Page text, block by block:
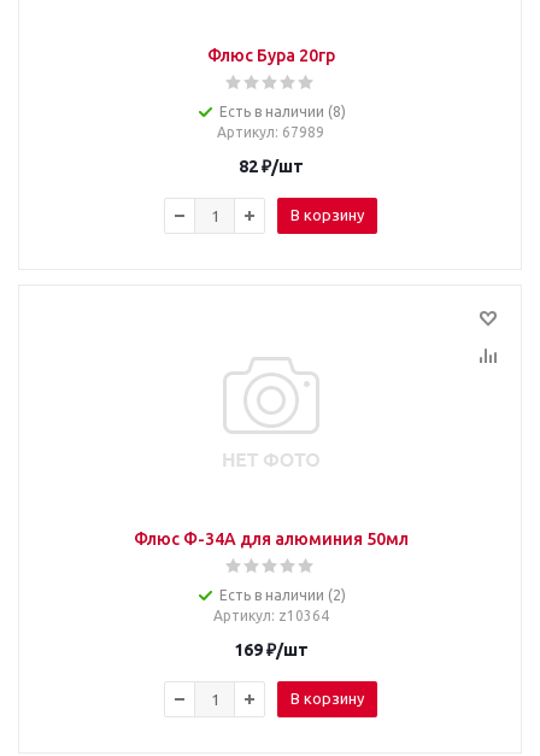
Флюс Бура 20гр
Есть в наличии (8)
Артикул: 67989
82₽/шт
В корзину
Флюс Ф-34А для алюминия 50мл
Есть в наличии (2)
Артикул: z10364
169₽/шт
В корзину